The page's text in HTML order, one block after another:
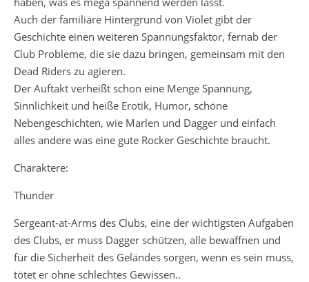
Auch der familiäre Hintergrund von Violet gibt der
Geschichte einen weiteren Spannungsfaktor, fernab der
Club Probleme, die sie dazu bringen, gemeinsam mit den
Dead Riders zu agieren.
Der Auftakt verheißt schon eine Menge Spannung,
Sinnlichkeit und heiße Erotik, Humor, schöne
Nebengeschichten, wie Marlen und Dagger und einfach
alles andere was eine gute Rocker Geschichte braucht.
Charaktere:
Thunder
Sergeant-at-Arms des Clubs, eine der wichtigsten Aufgaben
des Clubs, er muss Dagger schützen, alle bewaffnen und
für die Sicherheit des Geländes sorgen, wenn es sein muss,
tötet er ohne schlechtes Gewissen..